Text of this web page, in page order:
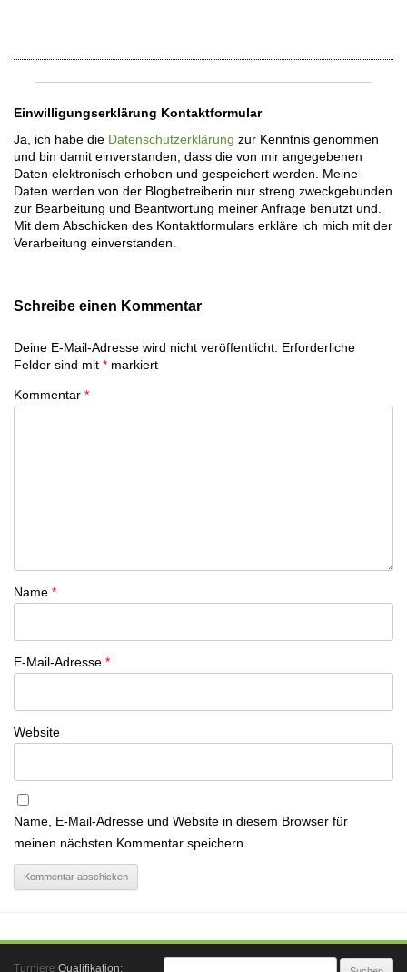
Einwilligungserklärung Kontaktformular
Ja, ich habe die Datenschutzerklärung zur Kenntnis genommen
und bin damit einverstanden, dass die von mir angegebenen
Daten elektronisch erhoben und gespeichert werden. Meine
Daten werden von der Blogbetreiberin nur streng zweckgebunden
zur Bearbeitung und Beantwortung meiner Anfrage benutzt und.
Mit dem Abschicken des Kontaktformulars erkläre ich mich mit der
Verarbeitung einverstanden.
Schreibe einen Kommentar
Deine E-Mail-Adresse wird nicht veröffentlicht. Erforderliche
Felder sind mit * markiert
Kommentar *
Name *
E-Mail-Adresse *
Website
Name, E-Mail-Adresse und Website in diesem Browser für
meinen nächsten Kommentar speichern.
Turniere Qualifikation: